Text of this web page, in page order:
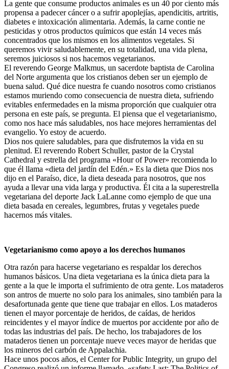
La gente que consume productos animales es un 40 por ciento más
propensa a padecer cáncer o a sufrir apoplejías, apendicitis, artritis,
diabetes e intoxicación alimentaria. Además, la carne contie ne
pesticidas y otros productos químicos que están 14 veces más
concentrados que los mismos en los alimentos vegetales. Si
queremos vivir saludablemente, en su totalidad, una vida plena,
seremos juiciosos si nos hacemos vegetarianos.
El reverendo George Malkmus, un sacerdote baptista de Carolina
del Norte argumenta que los cristianos deben ser un ejemplo de
buena salud. Qué dice nuestra fe cuando nosotros como cristianos
estamos muriendo como consecuencia de nuestra dieta, sufriendo
evitables enfermedades en la misma proporción que cualquier otra
persona en este país, se pregunta. El piensa que el vegetarianismo,
como nos hace más saludables, nos hace mejores herramientas del
evangelio. Yo estoy de acuerdo.
Dios nos quiere saludables, para que disfrutemos la vida en su
plenitud. El reverendo Robert Schuller, pastor de la Crystal
Cathedral y estrella del programa «Hour of Power» recomienda lo
que él llama «dieta del jardín del Edén.» Es la dieta que Dios nos
dijo en el Paraíso, dice, la dieta deseada para nosotros, que nos
ayuda a llevar una vida larga y productiva. Él cita a la superestrella
vegetariana del deporte Jack LaLanne como ejemplo de que una
dieta basada en cereales, legumbres, frutas y vegetales puede
hacernos más vitales.
Vegetarianismo como apoyo a los derechos humanos
Otra razón para hacerse vegetariano es respaldar los derechos
humanos básicos. Una dieta vegetariana es la única dieta para la
gente a la que le importa el sufrimiento de otra gente. Los mataderos
son antros de muerte no solo para los animales, sino también para la
desafortunada gente que tiene que trabajar en ellos. Los mataderos
tienen el mayor porcentaje de heridos, de caídas, de heridos
reincidentes y el mayor índice de muertos por accidente por año de
todas las industrias del país. De hecho, los trabajadores de los
mataderos tienen un porcentaje nueve veces mayor de heridas que
los mineros del carbón de Appalachia.
Hace unos pocos años, el Center for Public Integrity, un grupo del